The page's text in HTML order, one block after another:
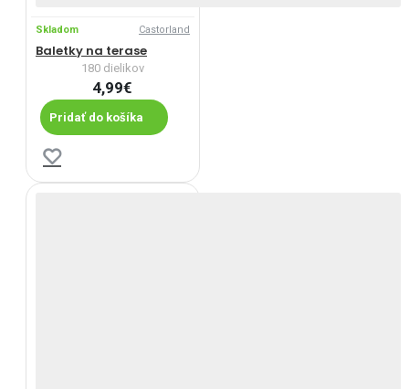
Skladom Castorland
Baletky na terase
180 dielikov
4,99€
Pridať do košíka